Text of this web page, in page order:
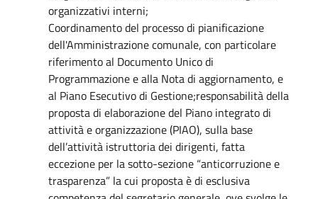
organizzativi interni;
Coordinamento del processo di pianificazione
dell'Amministrazione comunale, con particolare
riferimento al Documento Unico di
Programmazione e alla Nota di aggiornamento, e
al Piano Esecutivo di Gestione;responsabilità della
proposta di elaborazione del Piano integrato di
attività e organizzazione (PIAO), sulla base
dell’attività istruttoria dei dirigenti, fatta
eccezione per la sotto-sezione “anticorruzione e
trasparenza” la cui proposta è di esclusiva